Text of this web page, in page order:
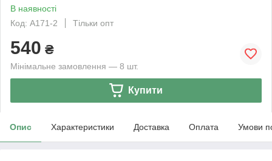
В наявності
Код: A171-2
Тільки опт
540 ₴
Мінімальне замовлення — 8 шт.
Купити
Опис Характеристики Доставка Оплата Умови